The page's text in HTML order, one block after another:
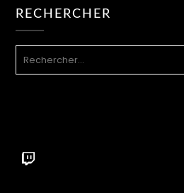
RECHERCHER
Twitch